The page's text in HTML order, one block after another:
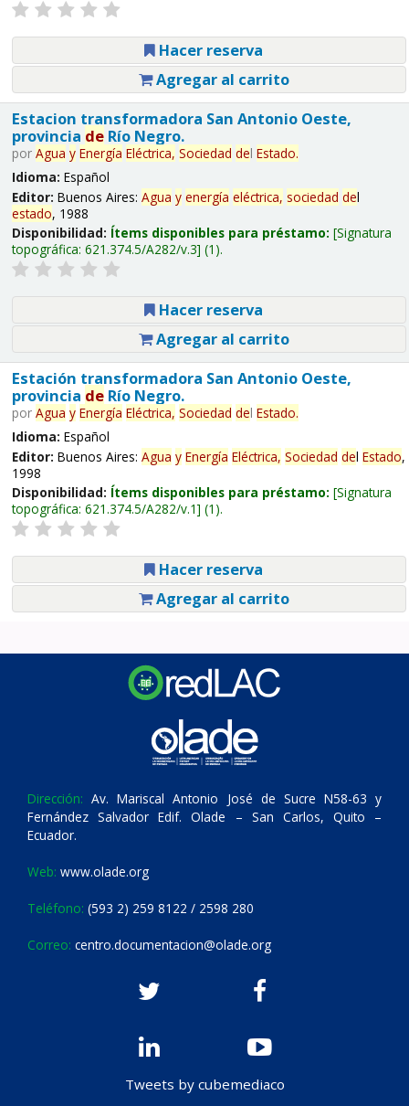
Hacer reserva
Agregar al carrito
Estacion transformadora San Antonio Oeste,
provincia deRío Negro.
por Agua y Energía Eléctrica, Sociedad del Estado.
Idioma: Español
Editor: Buenos Aires: Agua y energía eléctrica, sociedad del
estado, 1988
Disponibilidad: Ítems disponibles para préstamo: Signatura
topográfica: 621.374.5/A282/v.3 (1).
Hacer reserva
Agregar al carrito
Estación transformadora San Antonio Oeste,
provincia deRío Negro.
por Agua y Energía Eléctrica, Sociedad del Estado.
Idioma: Español
Editor: Buenos Aires: Agua y Energía Eléctrica, Sociedad del Estado,
1998
Disponibilidad: Ítems disponibles para préstamo: Signatura
topográfica: 621.374.5/A282/v.1 (1).
Hacer reserva
Agregar al carrito
Dirección: Av. Mariscal Antonio José de Sucre N58-63 y
Fernández Salvador Edif. Olade – San Carlos, Quito –
Ecuador.
Web: www.olade.org
Teléfono: (593 2) 259 8122 / 2598 280
Correo: centro.documentacion@olade.org
Tweets by cubemediaco